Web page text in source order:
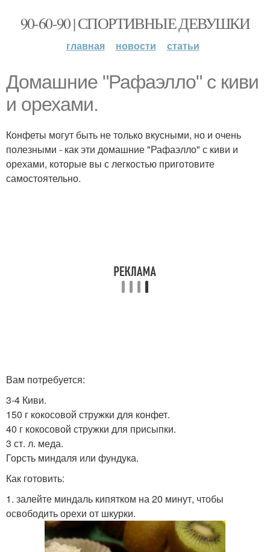
90-60-90 | СПОРТИВНЫЕ ДЕВУШКИ
главная новости статьи
Домашние "Рафаэлло" с киви
и орехами.
Конфеты могут быть не только вкусными, но и очень
полезными - как эти домашние "Рафаэлло" с киви и
орехами, которые вы с легкостью приготовите
самостоятельно.
Вам потребуется:
3-4 Киви.
150 г кокосовой стружки для конфет.
40 г кокосовой стружки для присыпки.
3 ст. л. меда.
Горсть миндаля или фундука.
Как готовить:
1. залейте миндаль кипятком на 20 минут, чтобы
освободить орехи от шкурки.